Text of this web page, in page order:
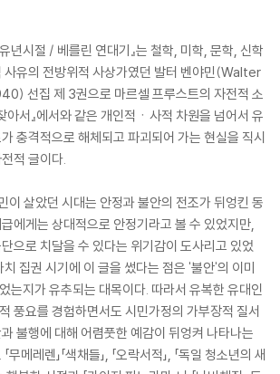
년시절 / 베를린 연대기』는 철학, 미학, 문학, 신학
사유의 전방위적 사상가였던 발터 벤야민(Walter
선집 제 3권으로 마르셀 프루스트의 자전적 소
아서』에서와 같은 개인적ㆍ사적 차원을 넘어서 유
충격적으로 해체되고 파괴되어 가는 현실을 직시
적 글이다.
이 살았던 시대는 안정과 불안의 전조가 뒤엉킨 동
에게는 상대적으로 안정기라고 볼 수 있었지만,
으로 치달을 수 있다는 위기감이 도사리고 있었
집권 시기에 이 글을 썼다는 점은 '불안'의 이미
는지가 유추되는 대목이다. 따라서 유복한 유대인
풍요를 경험하면서도 시민가정의 가부장적 질서
불행에 대해 어렴풋한 예감이 뒤엉켜 나타나는
메레렌」「색채들」, 「오락서적」, 「독일 청소년의 새